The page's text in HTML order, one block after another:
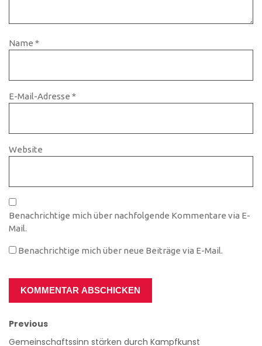
Name *
E-Mail-Adresse *
Website
Benachrichtige mich über nachfolgende Kommentare via E-
Mail.
Benachrichtige mich über neue Beiträge via E-Mail.
Previous
Gemeinschaftssinn stärken durch Kampfkunst